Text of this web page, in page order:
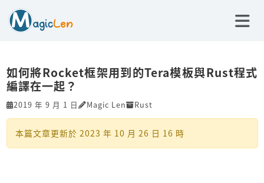
如何將Rocket框架用到的Tera模板與Rust程式
編譯在一起？
2019 年 9 月 1 日 Magic Len Rust
本篇文章更新於 2023 年 10 月 26 日 16 時